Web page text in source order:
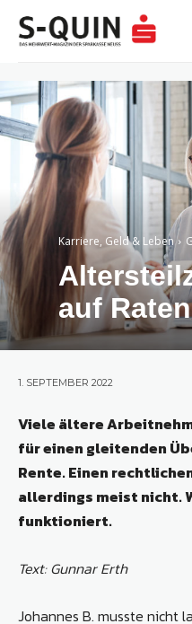
Karriere, Geld & Leben
auf Raten
1. SEPTEMBER 2022
Viele ältere
für einen gleitenden
Rente. Einen
allerdings meist nicht.
funktioniert.
Text: Gunnar Erth
Johannes B. musste nicht